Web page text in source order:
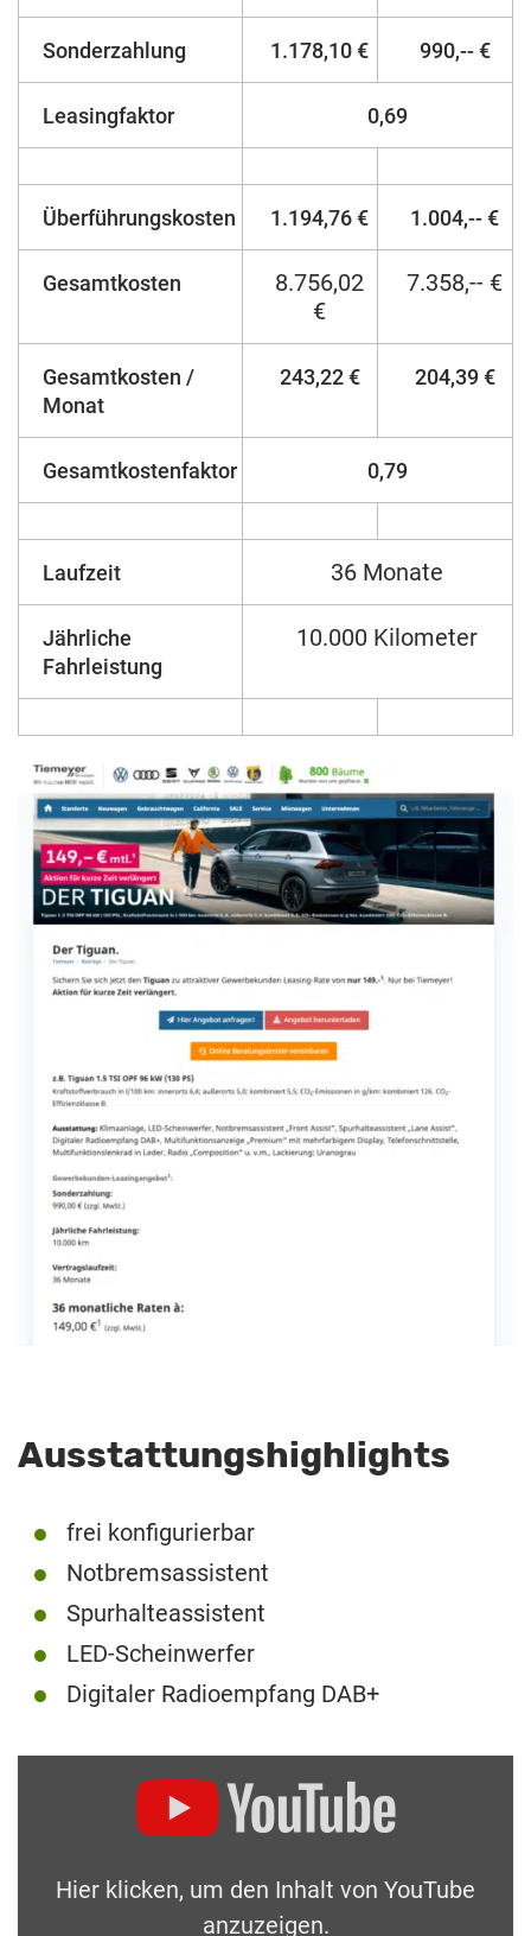
Sonderzahlung 1.178,10 € 990,-- €
Leasingfaktor 0,69
Überführungskosten 1.194,76 € 1.004,-- €
Gesamtkosten
8.756,02
€
7.358,-- €
Gesamtkosten /
Monat
243,22 € 204,39 €
Gesamtkostenfaktor 0,79
Laufzeit 36 Monate
Jährliche
Fahrleistung
10.000 Kilometer
Ausstattungshighlights
frei konfigurierbar
Notbremsassistent
Spurhalteassistent
LED-Scheinwerfer
Digitaler Radioempfang DAB+
Hier klicken, um den Inhalt von YouTube
anzuzeigen.